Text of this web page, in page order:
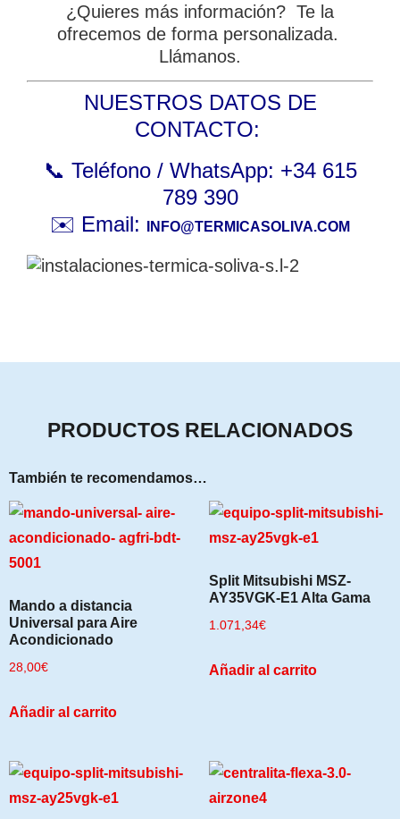
Ver todos los resultados
¿Quieres más información? Te la
ofrecemos de forma personalizada.
Llámanos.
NUESTROS DATOS DE
CONTACTO:
📞 Teléfono / WhatsApp: +34 615
789 390
✉️ Email:
INFO@TERMICASOLIVA.COM
PRODUCTOS RELACIONADOS
También te recomendamos…
Mando a distancia
Universal para Aire
Acondicionado
28,00€
Añadir al carrito
Split Mitsubishi MSZ-
AY35VGK-E1 Alta Gama
1.071,34€
Añadir al carrito